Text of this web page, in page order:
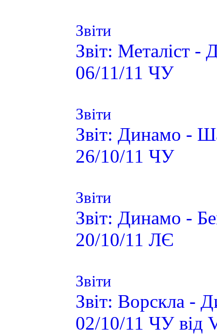
Звіти
Звіт: Металіст -
06/11/11 ЧУ
Звіти
Звіт: Динамо -
26/10/11 ЧУ
Звіти
Звіт: Динамо -
20/10/11 ЛЄ
Звіти
Звіт: Ворскла -
02/10/11 ЧУ від